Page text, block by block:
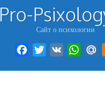
Pro-
Сайт о психологии
Facebook
Twitter VK